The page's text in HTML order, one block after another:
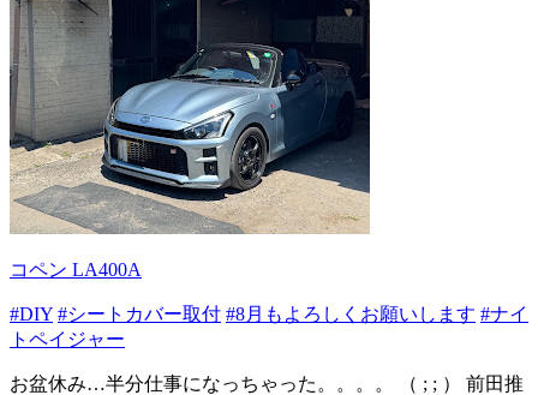
コペン LA400A
#DIY #シートカバー取付 #8月もよろしくお願いします #ナイ
トペイジャー
お盆休み…半分仕事になっちゃった。。。。 （ ; ; ） 前田推